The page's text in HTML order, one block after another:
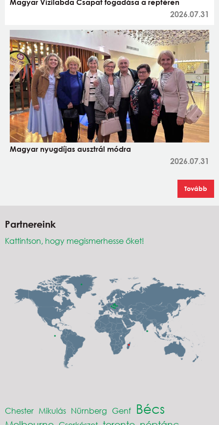
Magyar Vízilabda Csapat fogadása a reptéren
2026.07.31
Magyar nyugdíjas ausztrál módra
2026.07.31
Tovább
Partnereink
Kattintson, hogy megismerhesse őket!
Chester Mikulás Nürnberg Genf Bécs